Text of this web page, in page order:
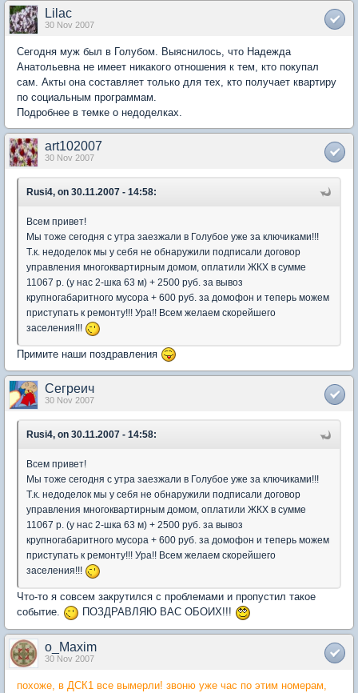
Lilac
30 Nov 2007
Сегодня муж был в Голубом. Выяснилось, что Надежда
Анатольевна не имеет никакого отношения к тем, кто покупал
сам. Акты она составляет только для тех, кто получает квартиру
по социальным программам.
Подробнее в темке о недоделках.
art102007
30 Nov 2007
Rusi4, on 30.11.2007 - 14:58:
Всем привет!
Мы тоже сегодня с утра заезжали в Голубое уже за ключиками!!!
Т.к. недоделок мы у себя не обнаружили подписали договор
управления многоквартирным домом, оплатили ЖКХ в сумме
11067 р. (у нас 2-шка 63 м) + 2500 руб. за вывоз
крупногабаритного мусора + 600 руб. за домофон и теперь можем
приступать к ремонту!!! Ура!! Всем желаем скорейшего
заселения!!!
Примите наши поздравления
Сегреич
30 Nov 2007
Rusi4, on 30.11.2007 - 14:58:
Всем привет!
Мы тоже сегодня с утра заезжали в Голубое уже за ключиками!!!
Т.к. недоделок мы у себя не обнаружили подписали договор
управления многоквартирным домом, оплатили ЖКХ в сумме
11067 р. (у нас 2-шка 63 м) + 2500 руб. за вывоз
крупногабаритного мусора + 600 руб. за домофон и теперь можем
приступать к ремонту!!! Ура!! Всем желаем скорейшего
заселения!!!
Что-то я совсем закрутился с проблемами и пропустил такое
событие.
ПОЗДРАВЛЯЮ ВАС ОБОИХ!!!
o_Maxim
30 Nov 2007
похоже, в ДСК1 все вымерли! звоню уже час по этим номерам,